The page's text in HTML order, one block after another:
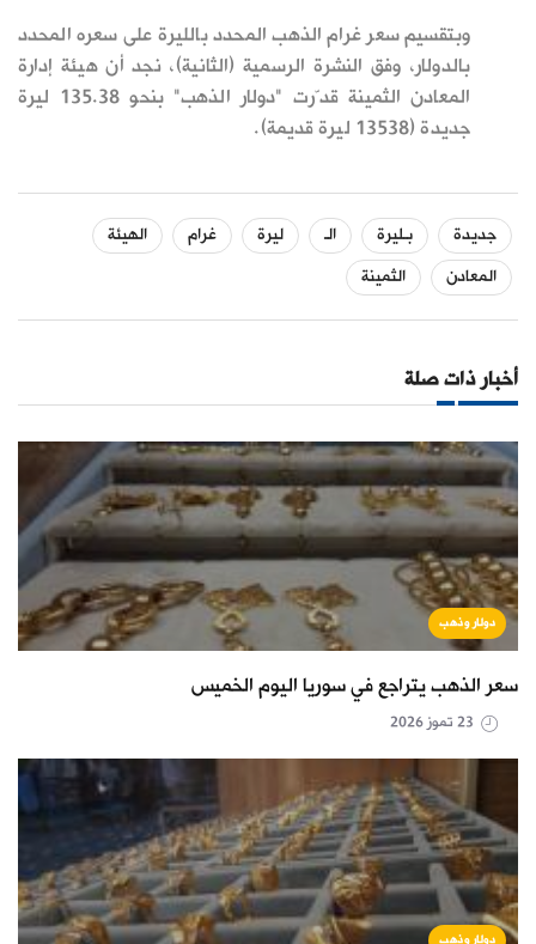
وبتقسيم سعر غرام الذهب المحدد بالليرة على سعره المحدد
بالدولار، وفق النشرة الرسمية (الثانية)، نجد أن هيئة إدارة
المعادن الثمينة قدّرت "دولار الذهب" بنحو 135.38 ليرة
جديدة (13538 ليرة قديمة).
جديدة بـليرة الـ ليرة غرام
الهيئة
المعادن
الثمينة
أخبار ذات صلة
دولار وذهب
سعر الذهب يتراجع في سوريا اليوم الخميس
دولار وذهب